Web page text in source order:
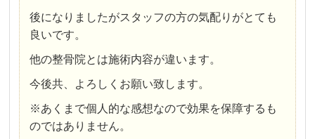
後になりましたがスタッフの方の気配りがとても
良いです。
他の整骨院とは施術内容が違います。
今後共、よろしくお願い致します。
※あくまで個人的な感想なので効果を保障するも
のではありません。